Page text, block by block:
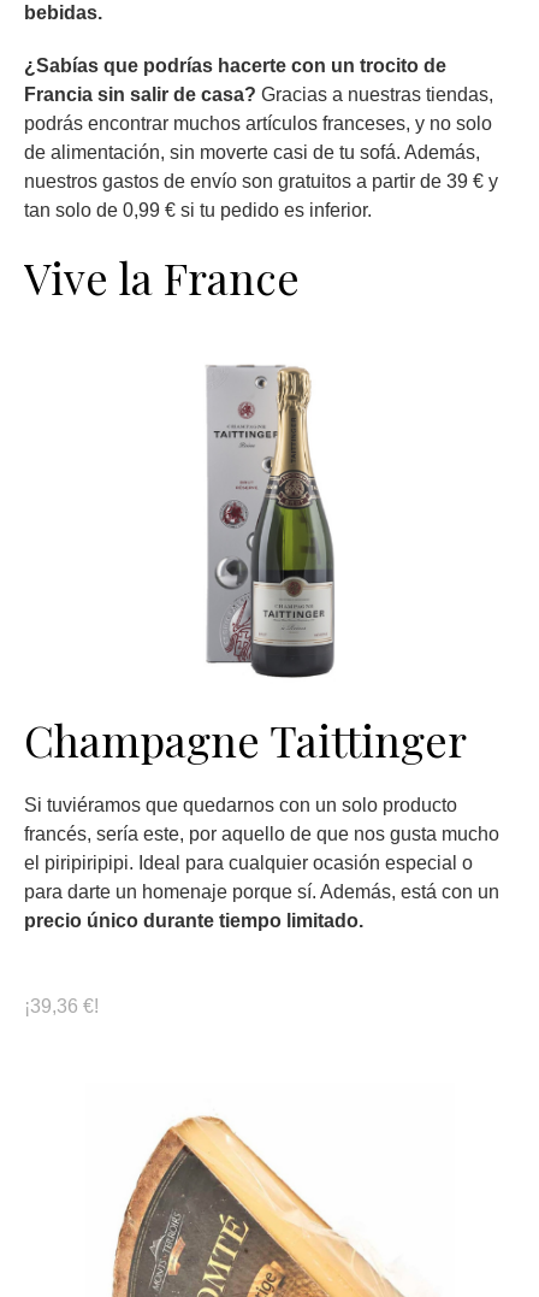
bebidas.
¿Sabías que podrías hacerte con un trocito de
Francia sin salir de casa? Gracias a nuestras tiendas,
podrás encontrar muchos artículos franceses, y no solo
de alimentación, sin moverte casi de tu sofá. Además,
nuestros gastos de envío son gratuitos a partir de 39 € y
tan solo de 0,99 € si tu pedido es inferior.
Vive la France
Champagne Taittinger
Si tuviéramos que quedarnos con un solo producto
francés, sería este, por aquello de que nos gusta mucho
el piripiripipi. Ideal para cualquier ocasión especial o
para darte un homenaje porque sí. Además, está con un
precio único durante tiempo limitado.
¡39,36 €!